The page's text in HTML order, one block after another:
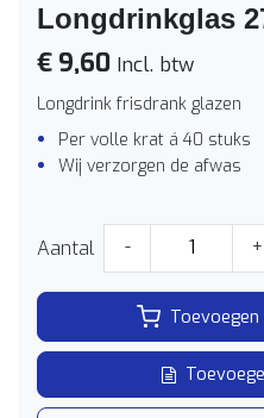
Longdrinkglas
€ 9,60 Incl. btw
Longdrink frisdrank glazen
Per volle krat á 40 stuks
Wij verzorgen de afwas
Aantal - +
Toevoegen